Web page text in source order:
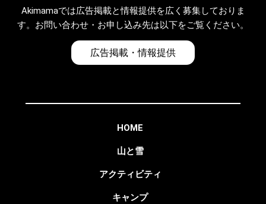
Akimamaでは広告掲載と情報提供を広く募集しておりま
す。お問い合わせ・お申し込み先は以下をご覧ください。
広告掲載・情報提供
HOME
山と雪
アクティビティ
キャンプ